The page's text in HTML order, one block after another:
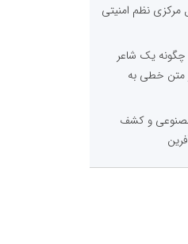
مرکزی نظم امنیتی
چگونه یک شاعر
متن خطی به
مصنوعی و کشف